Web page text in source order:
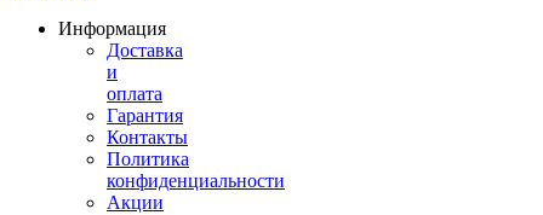
Информация
Доставка
и
оплата
Гарантия
Контакты
Политика
конфиденциальности
Акции